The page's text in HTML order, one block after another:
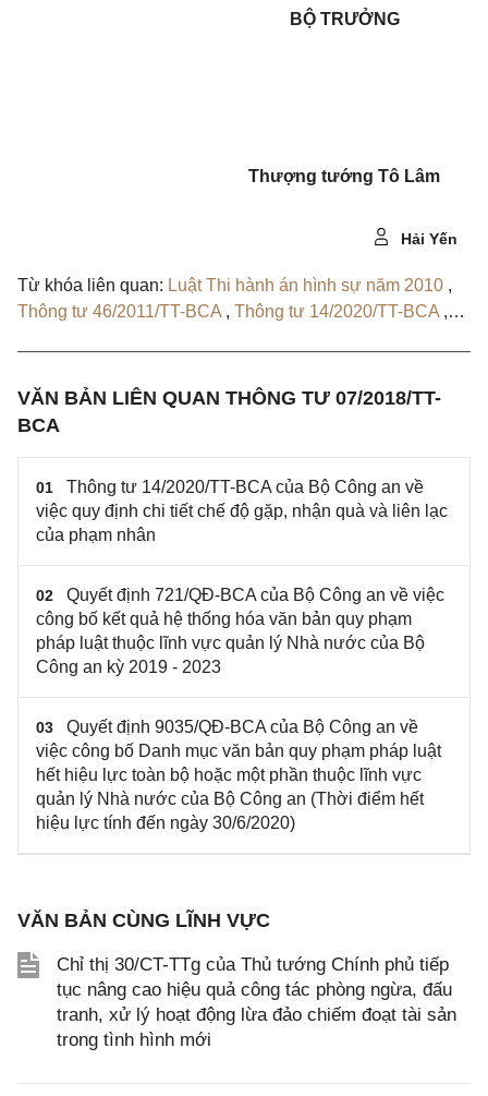
BỘ TRƯỞNG
Thượng tướng Tô Lâm
Hải Yến
Từ khóa liên quan: Luật Thi hành án hình sự năm 2010 ,
Thông tư 46/2011/TT-BCA , Thông tư 14/2020/TT-BCA ,
VĂN BẢN LIÊN QUAN THÔNG TƯ 07/2018/TT-
BCA
01
Thông tư 14/2020/TT-BCA của Bộ Công an về
việc quy định chi tiết chế độ gặp, nhận quà và liên lạc
của phạm nhân
02
Quyết định 721/QĐ-BCA của Bộ Công an về việc
công bố kết quả hệ thống hóa văn bản quy phạm
pháp luật thuộc lĩnh vực quản lý Nhà nước của Bộ
Công an kỳ 2019 - 2023
03
Quyết định 9035/QĐ-BCA của Bộ Công an về
việc công bố Danh mục văn bản quy phạm pháp luật
hết hiệu lực toàn bộ hoặc một phần thuộc lĩnh vực
quản lý Nhà nước của Bộ Công an (Thời điểm hết
hiệu lực tính đến ngày 30/6/2020)
VĂN BẢN CÙNG LĨNH VỰC
Chỉ thị 30/CT-TTg của Thủ tướng Chính phủ tiếp
tục nâng cao hiệu quả công tác phòng ngừa, đấu
tranh, xử lý hoạt động lừa đảo chiếm đoạt tài sản
trong tình hình mới